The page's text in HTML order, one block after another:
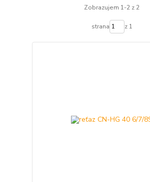
Zobrazujem 1-2 z 2
strana z 1